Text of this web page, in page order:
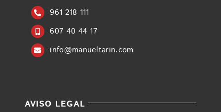
961 218 111
607 40 44 17
info@manueltarin.com
AVISO LEGAL